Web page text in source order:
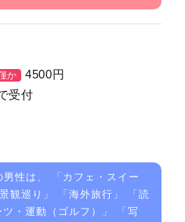
か 4500円
受付
性は、 「 カフェ・スイー
観巡り 」 「 海外旅行 」 「 読
・運動（ゴルフ） 」 「 写